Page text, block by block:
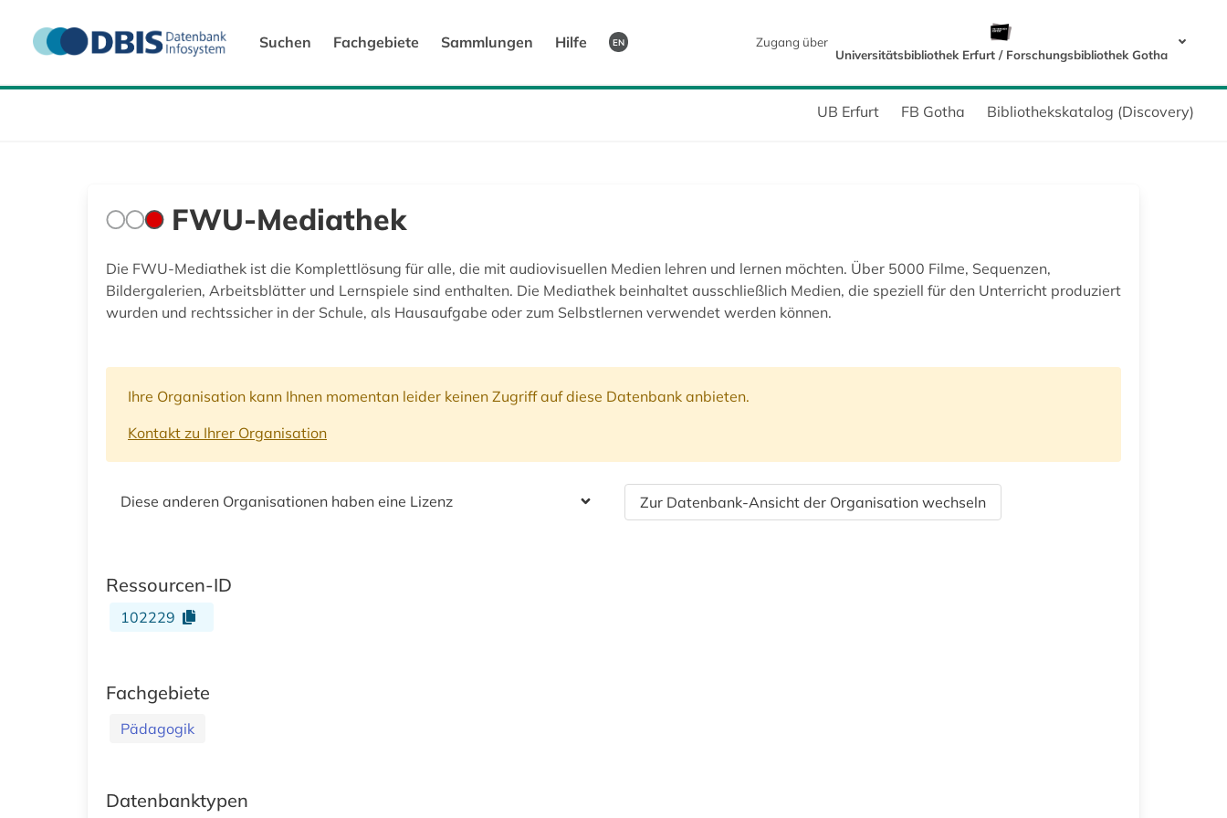
Suchen Fachgebiete Sammlungen Hilfe EN
Zugang über
Universitätsbibliothek Erfurt / Forschungsbibliothek Gotha
UB Erfurt FB Gotha Bibliothekskatalog (Discovery)
FWU-Mediathek
Die FWU-Mediathek ist die Komplettlösung für alle, die mit audiovisuellen Medien lehren und lernen möchten. Über 5000 Filme, Sequenzen,
Bildergalerien, Arbeitsblätter und Lernspiele sind enthalten. Die Mediathek beinhaltet ausschließlich Medien, die speziell für den Unterricht produziert
wurden und rechtssicher in der Schule, als Hausaufgabe oder zum Selbstlernen verwendet werden können.
Ihre Organisation kann Ihnen momentan leider keinen Zugriff auf diese Datenbank anbieten.
Kontakt zu Ihrer Organisation
Diese anderen Organisationen haben eine Lizenz Zur Datenbank-Ansicht der Organisation wechseln
Ressourcen-ID
102229
Fachgebiete
Pädagogik
Datenbanktypen